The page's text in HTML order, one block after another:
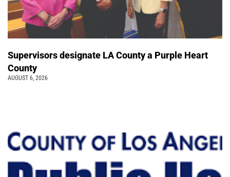
Supervisors designate LA County a Purple Heart
County
AUGUST 6, 2026